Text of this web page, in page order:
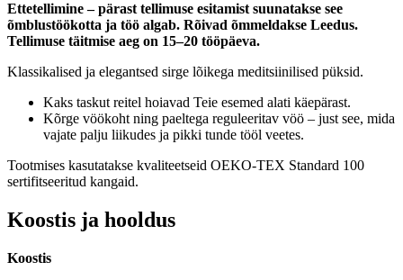
Ettetellimine – pärast tellimuse esitamist suunatakse see
õmblustöökotta ja töö algab. Rõivad õmmeldakse Leedus.
Tellimuse täitmise aeg on 15–20 tööpäeva.
Klassikalised ja elegantsed sirge lõikega meditsiinilised püksid.
Kaks taskut reitel hoiavad Teie esemed alati käepärast.
Kõrge vöökoht ning paeltega reguleeritav vöö – just see, mida
vajate palju liikudes ja pikki tunde tööl veetes.
Tootmises kasutatakse kvaliteetseid OEKO-TEX Standard 100
sertifitseeritud kangaid.
Koostis ja hooldus
Koostis